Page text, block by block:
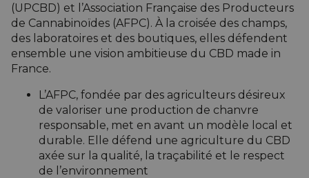
(UPCBD) et l’Association Française des Producteurs
de Cannabinoïdes (AFPC). À la croisée des champs,
des laboratoires et des boutiques, elles défendent
ensemble une vision ambitieuse du CBD made in
France.
L’AFPC, fondée par des agriculteurs désireux
de valoriser une production de chanvre
responsable, met en avant un modèle local et
durable. Elle défend une agriculture du CBD
axée sur la qualité, la traçabilité et le respect
de l’environnement